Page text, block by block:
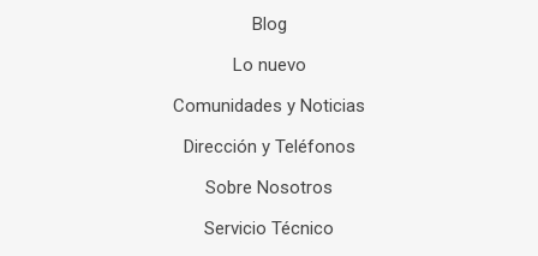
Blog
Lo nuevo
Comunidades y Noticias
Dirección y Teléfonos
Sobre Nosotros
Servicio Técnico